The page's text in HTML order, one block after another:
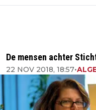
De mensen achter
22 NOV 2018, 18:57•